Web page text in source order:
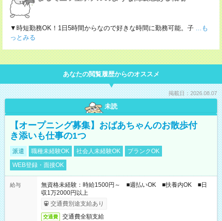
▼時短勤務OK！1日5時間からなので好きな時間に勤務可能。子 ...も
っとみる
あなたの閲覧履歴からのオススメ
掲載日：2026.08.07
未読
【オープニング募集】おばあちゃんのお散歩付
き添いも仕事の1つ
派遣 職種未経験OK 社会人未経験OK
ブランクOK
WEB登録・面接OK
給与
無資格未経験：時給1500円～ ■週払いOK ■扶養内OK ■日
収1万2000円以上
交通費別途支給あり
交通費 交通費全額支給